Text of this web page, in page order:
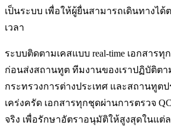
เป็นระบบ เพื่อให้ผู้ยื่นสามารถเดินทางได้
เวลา
ระบบติดตามเคสแบบ real-time เอกสาร
ก่อนส่งสถานทูต ทีมงานของเราปฏิบัติต
กระทรวงการต่างประเทศ และสถานทูตป
เคร่งครัด เอกสารทุกชุดผ่านการตรวจ
จริง เพื่อรักษาอัตราอนุมัติให้สูงสุดในแต่